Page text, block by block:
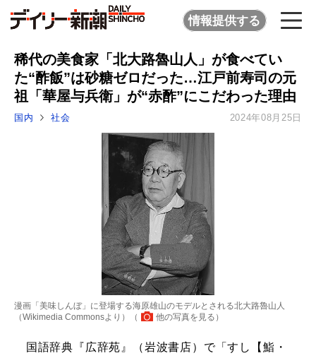
情報提供する
稀代の美食家「北大路魯山人」が食べてい
た“酢飯”は砂糖ゼロだった…江戸前寿司の元
祖「華屋与兵衛」が“赤酢”にこだわった理由
国内 社会 2024年08月25日
漫画「美味しんぼ」に登場する海原雄山のモデルとされる北大路魯山人
（Wikimedia Commonsより）（
他の写真を見る ）
国語辞典『広辞苑』（岩波書店）で「すし【鮨・